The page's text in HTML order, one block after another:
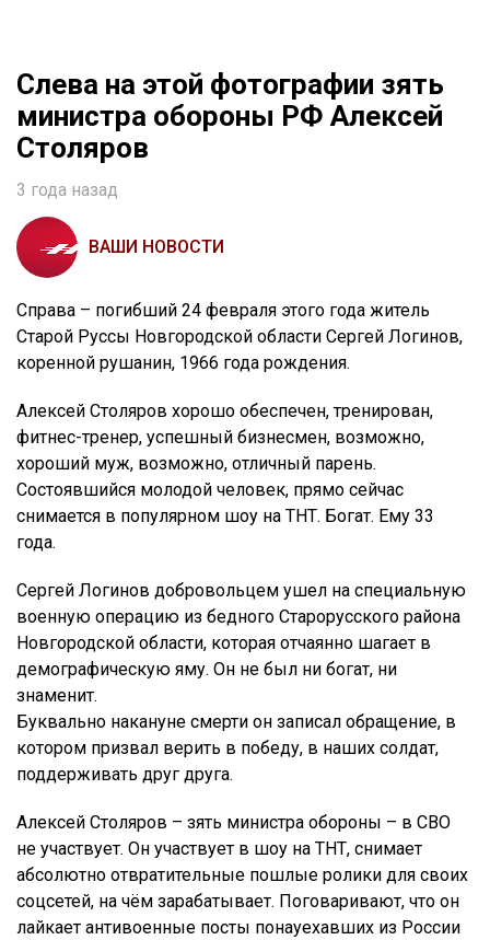
Слева на этой фотографии зять
министра обороны РФ Алексей
Столяров
3 года назад
ВАШИ НОВОСТИ
Справа – погибший 24 февраля этого года житель
Старой Руссы Новгородской области Сергей Логинов,
коренной рушанин, 1966 года рождения.
Алексей Столяров хорошо обеспечен, тренирован,
фитнес-тренер, успешный бизнесмен, возможно,
хороший муж, возможно, отличный парень.
Состоявшийся молодой человек, прямо сейчас
снимается в популярном шоу на ТНТ. Богат. Ему 33
года.
Сергей Логинов добровольцем ушел на специальную
военную операцию из бедного Старорусского района
Новгородской области, которая отчаянно шагает в
демографическую яму. Он не был ни богат, ни
знаменит.
Буквально накануне смерти он записал обращение, в
котором призвал верить в победу, в наших солдат,
поддерживать друг друга.
Алексей Столяров – зять министра обороны – в СВО
не участвует. Он участвует в шоу на ТНТ, снимает
абсолютно отвратительные пошлые ролики для своих
соцсетей, на чём зарабатывает. Поговаривают, что он
лайкает антивоенные посты понауехавших из России